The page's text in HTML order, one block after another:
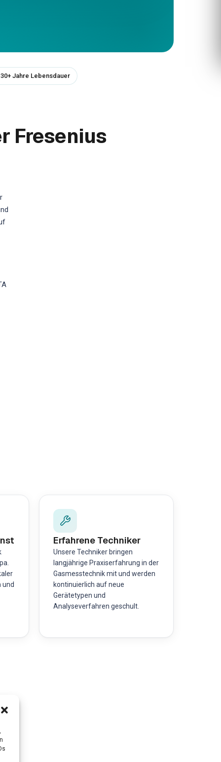
30+ Jahre Lebensdauer
Fresenius
und
Erfahrene Techniker
Unsere Techniker bringen
langjährige Praxiserfahrung in der
Gasmesstechnik mit und werden
kontinuierlich auf neue
Gerätetypen und
Analyseverfahren geschult.